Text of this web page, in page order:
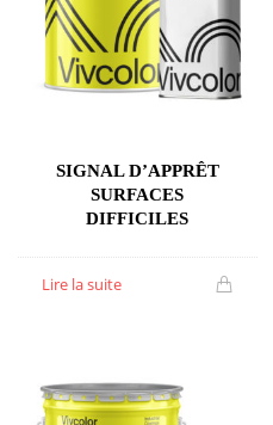
SIGNAL D’APPRÊT
SURFACES
DIFFICILES
Lire la suite